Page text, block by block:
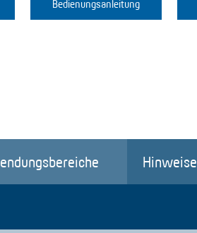
Bedienungsanleitung
Hinweise